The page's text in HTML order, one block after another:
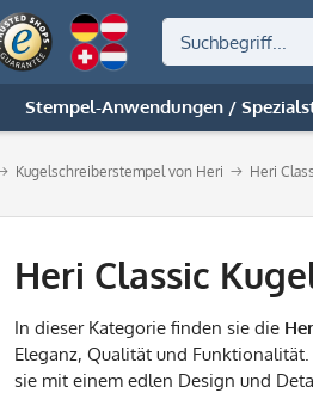
Stempel-Anwendungen /
Kugelschreiberstempel von Heri Heri
Heri Classic
In dieser Kategorie finden sie die
Eleganz, Qualität und Funktionalität.
sie mit einem edlen Design und